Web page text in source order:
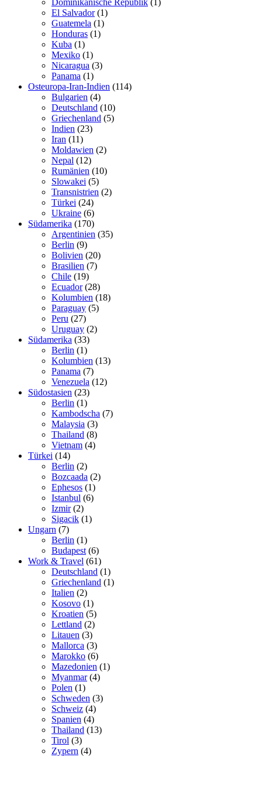
El Salvador(1)
Guatemela (1)
Honduras (1)
Kuba (1)
Mexiko (1)
Nicaragua (3)
Panama (1)
Osteuropa-Iran-Indien (114)
Bulgarien (4)
Deutschland (10)
Griechenland (5)
Indien (23)
Iran (11)
Moldawien (2)
Nepal (12)
Rumänien (10)
Slowakei (5)
Transnistrien (2)
Türkei (24)
Ukraine (6)
Südamerika (170)
Argentinien (35)
Berlin (9)
Bolivien (20)
Brasilien (7)
Chile (19)
Ecuador(28)
Kolumbien (18)
Paraguay (5)
Peru (27)
Uruguay (2)
Südamerika (33)
Berlin (1)
Kolumbien (13)
Panama (7)
Venezuela (12)
Südostasien (23)
Berlin (1)
Kambodscha (7)
Malaysia (3)
Thailand (8)
Vietnam (4)
Türkei (14)
Berlin (2)
Bozcaada (2)
Ephesos (1)
Istanbul (6)
Izmir(2)
Sigacik (1)
Ungarn (7)
Berlin (1)
Budapest (6)
Work & Travel (61)
Deutschland (1)
Griechenland (1)
Italien (2)
Kosovo (1)
Kroatien (5)
Lettland (2)
Litauen (3)
Mallorca (3)
Marokko (6)
Mazedonien (1)
Myanmar(4)
Polen (1)
Schweden (3)
Schweiz (4)
Spanien (4)
Thailand (13)
Tirol (3)
Zypern (4)